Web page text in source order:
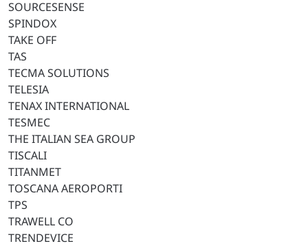
SOURCESENSE
SPINDOX
TAKE OFF
TAS
TECMA SOLUTIONS
TELESIA
TENAX INTERNATIONAL
TESMEC
THE ITALIAN SEA GROUP
TISCALI
TITANMET
TOSCANA AEROPORTI
TPS
TRAWELL CO
TRENDEVICE